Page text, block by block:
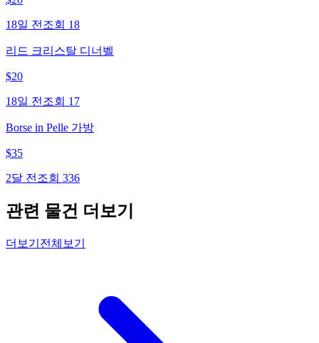
18일 전 조회 18
리드 크리스탈 디너벨
$20
18일 전 조회 17
Borse in Pelle 가방
$35
2달 전 조회 336
관련 물건 더보기
더보기 전체보기